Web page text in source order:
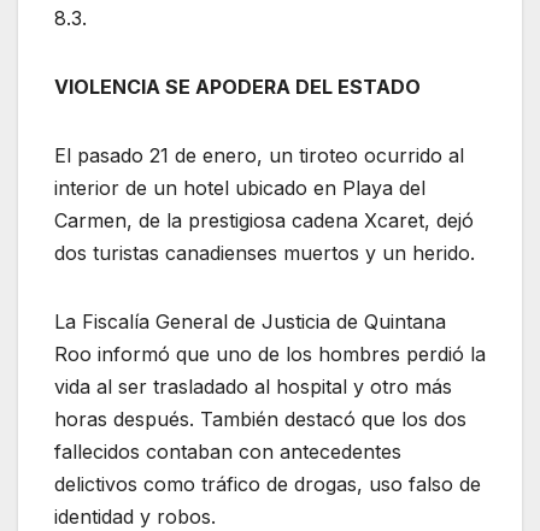
8.3.
VIOLENCIA SE APODERA DEL ESTADO
El pasado 21 de enero, un tiroteo ocurrido al
interior de un hotel ubicado en Playa del
Carmen, de la prestigiosa cadena Xcaret, dejó
dos turistas canadienses muertos y un herido.
La Fiscalía General de Justicia de Quintana
Roo informó que uno de los hombres perdió la
vida al ser trasladado al hospital y otro más
horas después. También destacó que los dos
fallecidos contaban con antecedentes
delictivos como tráfico de drogas, uso falso de
identidad y robos.